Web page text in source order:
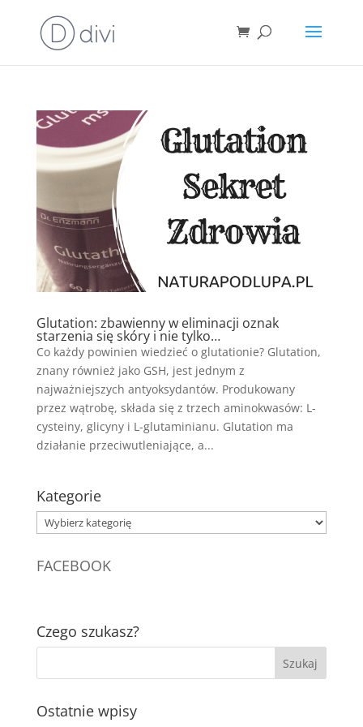
Glutation: zbawienny w eliminacji oznak
starzenia się skóry i nie tylko…
Co każdy powinien wiedzieć o glutationie? Glutation,
znany również jako GSH, jest jednym z
najważniejszych antyoksydantów. Produkowany
przez wątrobę, składa się z trzech aminokwasów: L-
cysteiny, glicyny i L-glutaminianu. Glutation ma
działanie przeciwutleniające, a...
Kategorie
Kategorie
FACEBOOK
Czego szukasz?
Ostatnie wpisy